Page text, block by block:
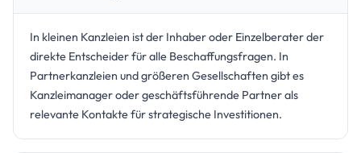
In kleinen Kanzleien ist der Inhaber oder Einzelberater der
direkte Entscheider für alle Beschaffungsfragen. In
Partnerkanzleien und größeren Gesellschaften gibt es
Kanzleimanager oder geschäftsführende Partner als
relevante Kontakte für strategische Investitionen.